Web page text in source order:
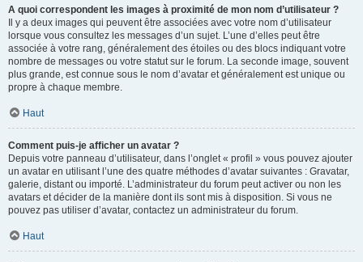
A quoi correspondent les images à proximité de mon nom d’utilisateur ?
Il y a deux images qui peuvent être associées avec votre nom d’utilisateur
lorsque vous consultez les messages d’un sujet. L’une d’elles peut être
associée à votre rang, généralement des étoiles ou des blocs indiquant votre
nombre de messages ou votre statut sur le forum. La seconde image, souvent
plus grande, est connue sous le nom d’avatar et généralement est unique ou
propre à chaque membre.
Haut
Comment puis-je afficher un avatar ?
Depuis votre panneau d’utilisateur, dans l’onglet « profil » vous pouvez ajouter
un avatar en utilisant l’une des quatre méthodes d’avatar suivantes : Gravatar,
galerie, distant ou importé. L’administrateur du forum peut activer ou non les
avatars et décider de la manière dont ils sont mis à disposition. Si vous ne
pouvez pas utiliser d’avatar, contactez un administrateur du forum.
Haut